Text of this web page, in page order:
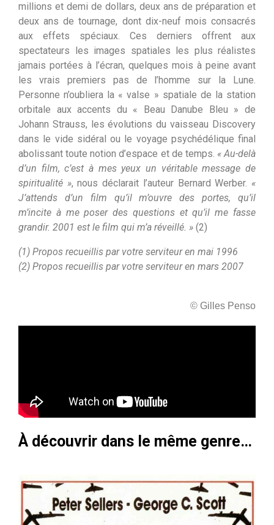
millions et demi de dollars, deux ans de préparation et
deux ans de tournage, dont dix-neuf mois consacrés
aux effets spéciaux. Ces derniers offrent aux
spectateurs les images spatiales les plus réalistes
jamais portées à l’écran, quelques mois à peine avant
les vrais premiers pas de l’homme sur la Lune.
Personne n’oubliera la « valse » spatiale de la station
orbitale aux accents du « Beau Danube Bleu » de
Johann Strauss, les évolutions du vaisseau Discovery
dans le vide sidéral ou le voyage psychédélique final
abolissant toute notion d’espace et de temps. « Au-delà
d’un film, c’est à mes yeux un véritable message de
spiritualité », nous déclarait l’auteur Bernard Werber. «
J’attends d’un film qu’il m’ouvre des portes, qu’il
m’incite à me poser des questions et qu’il me fasse
grandir. 2001 est le film qui m’a réveillé. » (2)
(1) Propos recueillis par votre serviteur en mai 1996
(2) Propos recueillis par votre serviteur en mars 2007
© Gilles Penso
À découvrir dans le même genre…